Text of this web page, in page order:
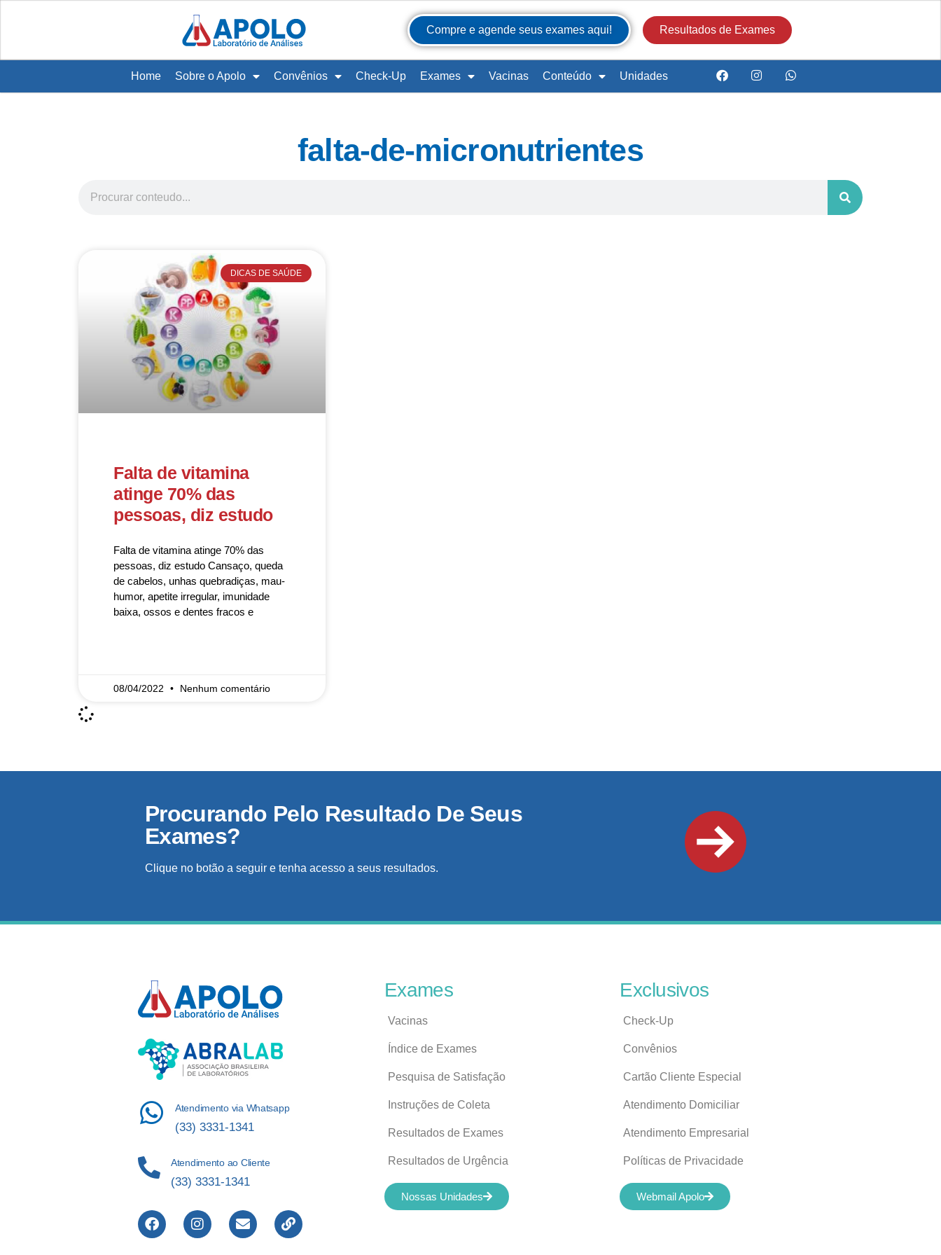
Compre e agende seus exames aqui! Resultados de Exames
Home Sobre o Apolo Convênios Check-Up Exames Vacinas Conteúdo Unidades
falta-de-micronutrientes
DICAS DE SAÚDE
Falta de vitamina
atinge 70% das
pessoas, diz estudo
Falta de vitamina atinge 70% das
pessoas, diz estudo Cansaço, queda
de cabelos, unhas quebradiças, mau-
humor, apetite irregular, imunidade
baixa, ossos e dentes fracos e
08/04/2022 Nenhum comentário
Procurando Pelo Resultado De Seus
Exames?
Clique no botão a seguir e tenha acesso a seus resultados.
Atendimento via Whatsapp
(33) 3331-1341
Atendimento ao Cliente
(33) 3331-1341
Exames
Vacinas
Índice de Exames
Pesquisa de Satisfação
Instruções de Coleta
Resultados de Exames
Resultados de Urgência
Nossas Unidades
Exclusivos
Check-Up
Convênios
Cartão Cliente Especial
Atendimento Domiciliar
Atendimento Empresarial
Políticas de Privacidade
Webmail Apolo